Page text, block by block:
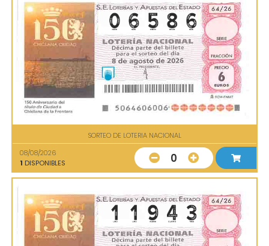
SORTEO DE LOTERIA NACIONAL
08/08/2026
1 DISPONIBLES 0